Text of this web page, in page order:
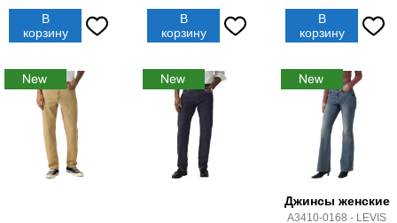
В
корзину
В
корзину
В
корзину
Джинсы женские
A3410-0168 - LEVIS